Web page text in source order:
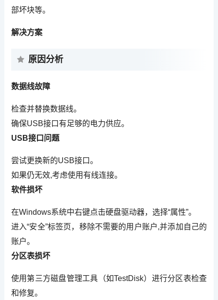
部坏块等。
解决方案
原因分析
数据线故障
检查并替换数据线。
确保USB接口有足够的电力供应。
USB接口问题
尝试更换新的USB接口。
如果仍无效,考虑使用有线连接。
软件损坏
在Windows系统中右键点击硬盘驱动器，选择“属性”。
进入“安全”标签页，移除不需要的用户账户,并添加自己的
账户。
分区表损坏
使用第三方磁盘管理工具（如TestDisk）进行分区表检查
和修复。